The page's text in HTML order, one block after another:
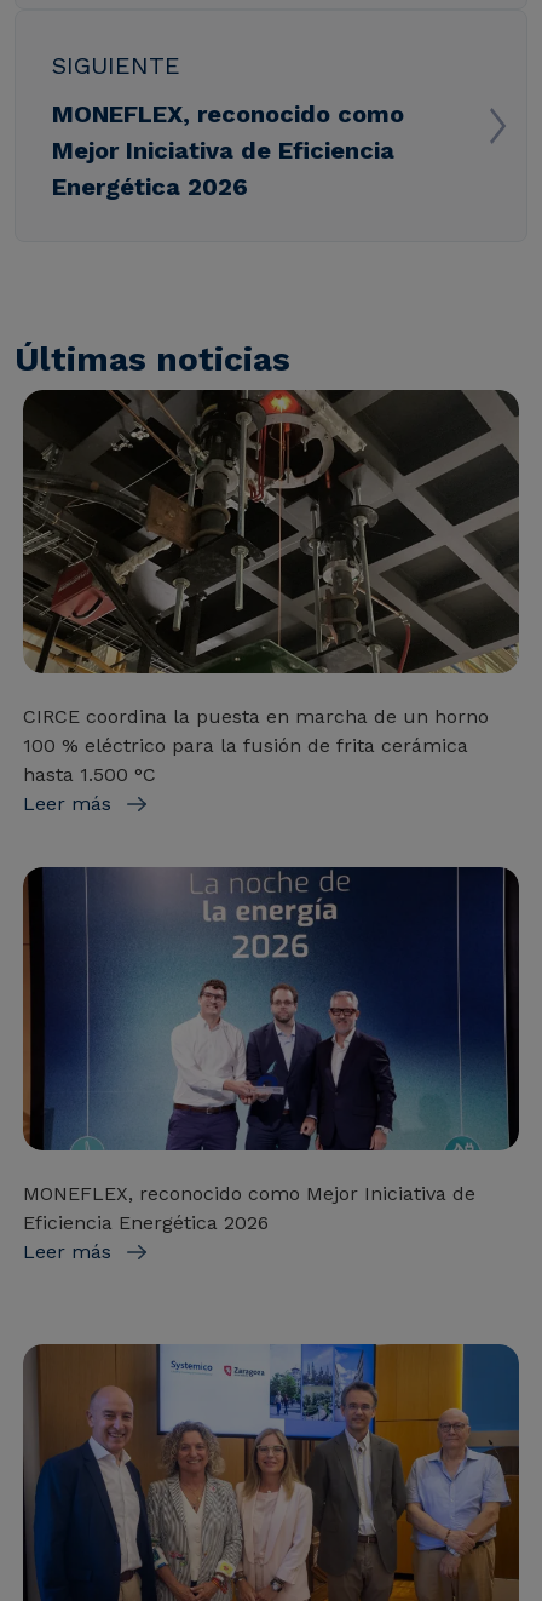
SIGUIENTE
MONEFLEX, reconocido como
Mejor Iniciativa de Eficiencia
Energética 2026
Últimas noticias
CIRCE coordina la puesta en marcha de un horno
100 % eléctrico para la fusión de frita cerámica
hasta 1.500 °C
Leer más
MONEFLEX, reconocido como Mejor Iniciativa de
Eficiencia Energética 2026
Leer más